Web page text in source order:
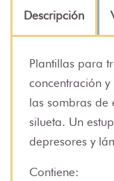
Descripción
Plantillas para
concentración
las sombras de
silueta. Un
depresores y
Contiene: